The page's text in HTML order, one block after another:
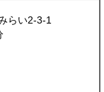
らい2-3-1